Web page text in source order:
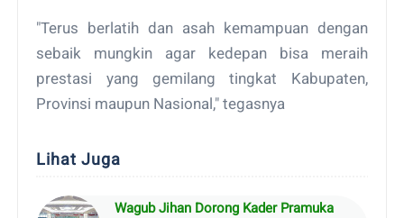
"Terus berlatih dan asah kemampuan dengan
sebaik mungkin agar kedepan bisa meraih
prestasi yang gemilang tingkat Kabupaten,
Provinsi maupun Nasional," tegasnya
Lihat Juga
Wagub Jihan Dorong Kader Pramuka